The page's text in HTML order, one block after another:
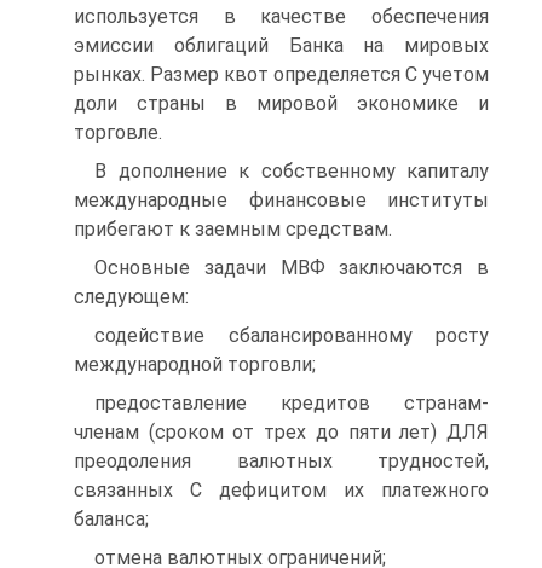
используется в качестве обеспечения
эмиссии облигаций Банка на мировых
рынках. Размер квот определяется С учетом
доли страны в мировой экономике и
торговле.
В дополнение к собственному капиталу
международные финансовые институты
прибегают к заемным средствам.
Основные задачи МВФ заключаются в
следующем:
содействие сбалансированному росту
международной торговли;
предоставление кредитов странам-
членам (сроком от трех до пяти лет) ДЛЯ
преодоления валютных трудностей,
связанных С дефицитом их платежного
баланса;
отмена валютных ограничений;